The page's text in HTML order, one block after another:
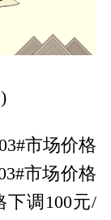
市场价格
市场价格
下调100元/